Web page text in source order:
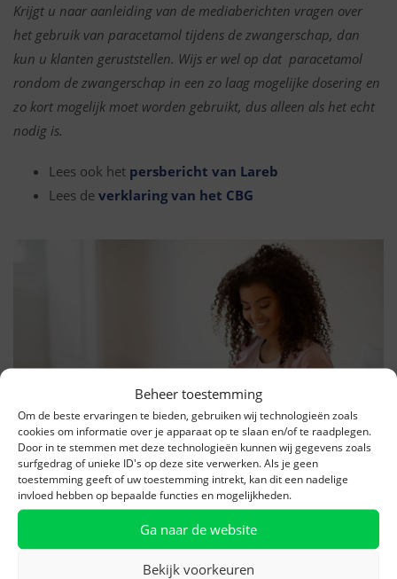
Beheer toestemming
Om de beste ervaringen te bieden, gebruiken wij technologieën zoals
cookies om informatie over je apparaat op te slaan en/of te raadplegen.
Door in te stemmen met deze technologieën kunnen wij gegevens zoals
surfgedrag of unieke ID's op deze site verwerken. Als je geen
toestemming geeft of uw toestemming intrekt, kan dit een nadelige
invloed hebben op bepaalde functies en mogelijkheden.
Ga naar de website
Bekijk voorkeuren
Krijgt u naar aanleiding van de mediaberichten vragen over
het gebruik van paracetamol tijdens de zwangerschap, dan
kun u klanten geruststellen. Wijs er wel op dat paracetamol
rondom de zwangerschap in een zo laag mogelijke dosering en
zo kort mogelijk moet worden gebruikt, dus alleen als het echt
nodig is.
Lees ook het persbericht van Lareb
Lees de verklaring van het CBG